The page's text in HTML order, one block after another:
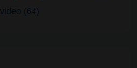
video (64)